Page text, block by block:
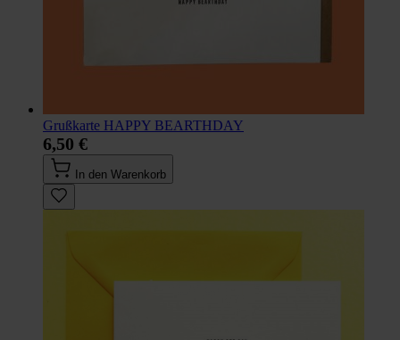
Grußkarte HAPPY BEARTHDAY
6,50 €
In den Warenkorb